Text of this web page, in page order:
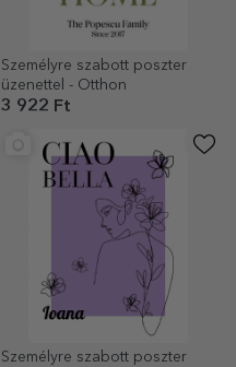
Személyre szabott poszter
üzenettel - Otthon
3 922 Ft
Személyre szabott poszter